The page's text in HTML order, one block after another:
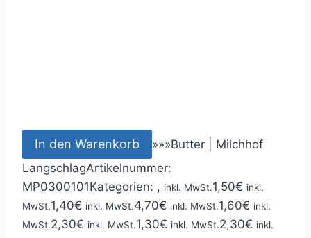
In den Warenkorb »»»Butter | Milchhof
LangschlagArtikelnummer:
MP0300101Kategorien: , inkl. MwSt.1,50€ inkl.
MwSt.1,40€ inkl. MwSt.4,70€ inkl. MwSt.1,60€ inkl.
MwSt.2,30€ inkl. MwSt.1,30€ inkl. MwSt.2,30€ inkl.